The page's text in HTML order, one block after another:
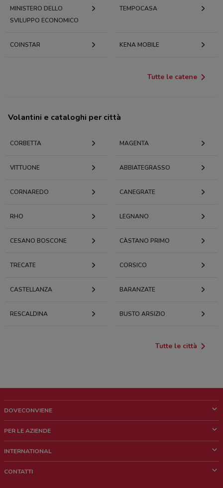
MINISTERO DELLO
SVILUPPO ECONOMICO
TEMPOCASA
COINSTAR KENA MOBILE
Tutte le catene
Volantini e cataloghi per città
CORBETTA MAGENTA
VITTUONE ABBIATEGRASSO
CORNAREDO CANEGRATE
RHO LEGNANO
CESANO BOSCONE CÀSTANO PRIMO
TRECATE CORSICO
CASTELLANZA BARANZATE
RESCALDINA BUSTO ARSIZIO
Tutte le città
DOVECONVIENE
Chi siamo
Lavora con noi
PER LE AZIENDE
Richieste commerciali e marketing
INTERNATIONAL
CONTATTI